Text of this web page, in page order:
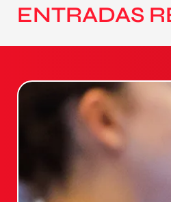
ENTRADAS